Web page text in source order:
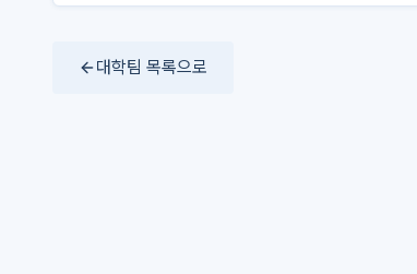
대학팀 목록으로